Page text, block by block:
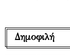
Δημοφιλή